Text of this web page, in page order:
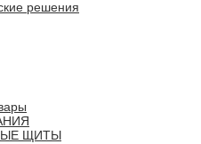
решения
ЩИТЫ